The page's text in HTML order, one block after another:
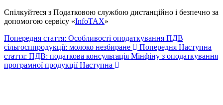
Спілкуйтеся з Податковою службою дистанційно і безпечно за
допомогою сервісу «InfoTAX»
Попередня стаття: Особливості оподаткування ПДВ
сільгосппродукції: молоко незбиране
Попередня Наступна
стаття: ПДВ: податкова консультація Мінфіну з оподаткування
програмної продукціїНаступна